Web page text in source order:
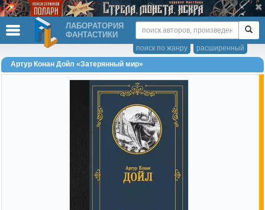
ЛАБОРАТОРИЯ
ФАНТАСТИКИ
расширенный
поиск по жанру
Артур Конан Дойл «Затерянный мир»